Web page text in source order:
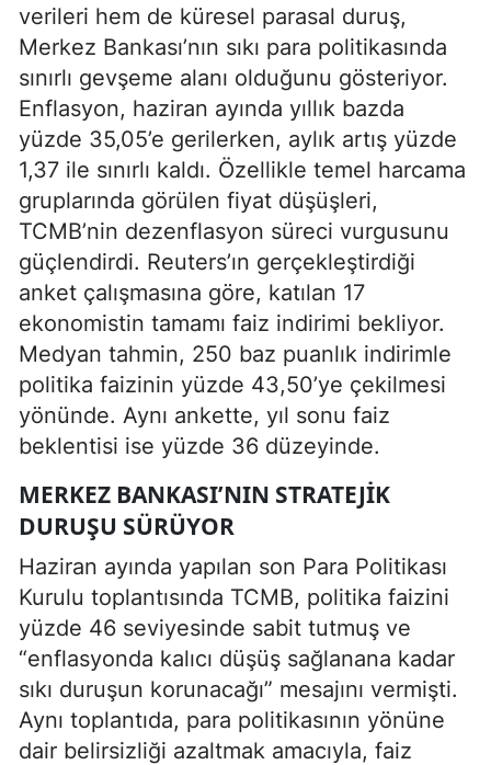
verileri hem de küresel parasal duruş,
Merkez Bankası’nın sıkı para politikasında
sınırlı gevşeme alanı olduğunu gösteriyor.
Enflasyon, haziran ayında yıllık bazda
yüzde 35,05’e gerilerken, aylık artış yüzde
1,37 ile sınırlı kaldı. Özellikle temel harcama
gruplarında görülen fiyat düşüşleri,
TCMB’nin dezenflasyon süreci vurgusunu
güçlendirdi. Reuters’ın gerçekleştirdiği
anket çalışmasına göre, katılan 17
ekonomistin tamamı faiz indirimi bekliyor.
Medyan tahmin, 250 baz puanlık indirimle
politika faizinin yüzde 43,50’ye çekilmesi
yönünde. Aynı ankette, yıl sonu faiz
beklentisi ise yüzde 36 düzeyinde.
MERKEZ BANKASI’NIN STRATEJIK
DURUŞU SÜRÜYOR
Haziran ayında yapılan son Para Politikası
Kurulu toplantısında TCMB, politika faizini
yüzde 46 seviyesinde sabit tutmuş ve
“enflasyonda kalıcı düşüş sağlanana kadar
sıkı duruşun korunacağı” mesajını vermişti.
Aynı toplantıda, para politikasının yönüne
dair belirsizliği azaltmak amacıyla, faiz